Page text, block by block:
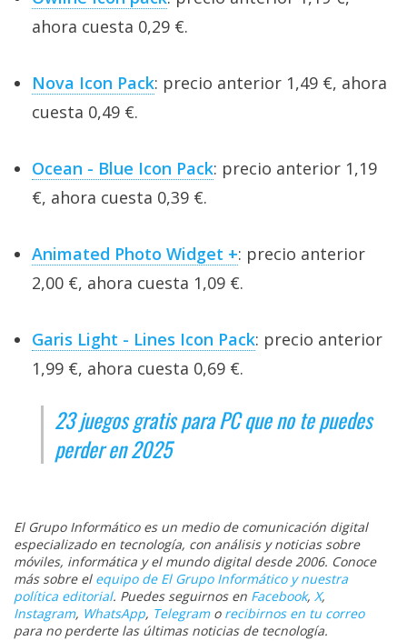
ahora cuesta 0,29 €.
Nova Icon Pack: precio anterior 1,49 €, ahora
cuesta 0,49 €.
Ocean - Blue Icon Pack: precio anterior 1,19
€, ahora cuesta 0,39 €.
Animated Photo Widget +: precio anterior
2,00 €, ahora cuesta 1,09 €.
Garis Light - Lines Icon Pack: precio anterior
1,99 €, ahora cuesta 0,69 €.
23 juegos gratis para PC que no te puedes
perder en 2025
El Grupo Informático es un medio de comunicación digital
especializado en tecnología, con análisis y noticias sobre
móviles, informática y el mundo digital desde 2006. Conoce
más sobre el equipo de El Grupo Informático y nuestra
política editorial. Puedes seguirnos en Facebook, X,
Instagram, WhatsApp, Telegramo recibirnos en tu correo
para no perderte las últimas noticias de tecnología.